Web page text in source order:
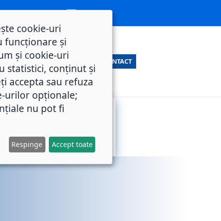
CONTACT
cookie-uri
funcționare și
și cookie-uri
statistici, conținut și
accepta sau refuza
urilor opționale;
nu pot fi
Respinge Accept toate